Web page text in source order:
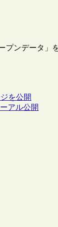
ンデータ」
を公開
アル公開